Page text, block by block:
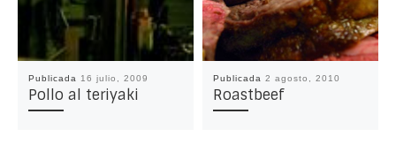
Publicada 16 julio, 2009
Pollo al teriyaki
Publicada 2 agosto, 2010
Roastbeef